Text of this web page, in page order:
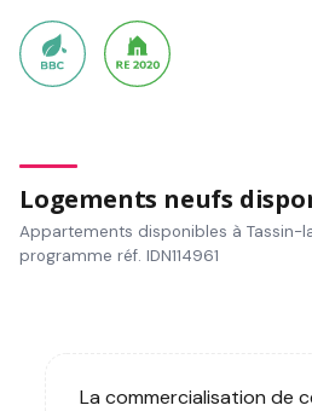
Logements neufs
Appartements disponibles à Tassin-
programme réf. IDN114961
La commercialisation de